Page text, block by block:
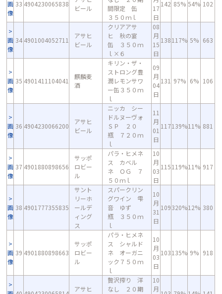
画
像
33 4904230065838
ビール
間限定 缶
３５０ｍｌ
17
日
142 85% 54% 102
画
像
34 4901004052711
アサヒ
ビール
クリアアサ
ヒ 秋の宴
缶 ３５０ｍ
ｌ×６
08
月
15
日
138117% 5% 663
画
像
35 4901411104041
麒麟麦
酒
キリン・ザ・
ストロング豊
潤レモンサワ
ー缶３５０ｍ
ｌ
09
月
04
日
131 97% 6% 106
画
像
36 4904230066200
アサヒ
ビール
ニッカ シー
ドルヌーヴォ
ＳＰ ２０
瓶 ７２０ｍ
ｌ
11
月
01
日
117139%11% 881
画
像
37 4901880898656
サッポ
ロビー
ル
パラ・ヒメネ
ス カベル
ネ ＯＧ ７
５０ｍｌ
10
月
03
日
115119%11% 917
画
像
38 4901777355835
サント
リーホ
ールデ
ィング
ス
スパークリン
グワイン 雫
音 ゆず
瓶 ３５０ｍ
ｌ
10
月
31
日
109320%12% 380
画
像
39 4901880898663
サッポ
ロビー
ル
パラ・ヒメネ
ス シャルド
ネ オーガニ
ック７５０ｍ
ｌ
10
月
03
日
103135% 9% 918
アサヒ
贅沢搾り 洋
なし ２０期
10
月